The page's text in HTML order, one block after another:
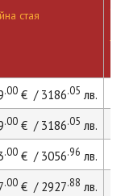
стая
.00€ / 3186.05 лв.
.00€ / 3186.05 лв.
.00€ / 3056.96 лв.
.00€ / 2927.88 лв.